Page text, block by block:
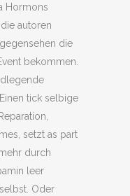
Hormons
autoren
die
bekommen.
tick selbige
setzt as part
durch
leer
Oder